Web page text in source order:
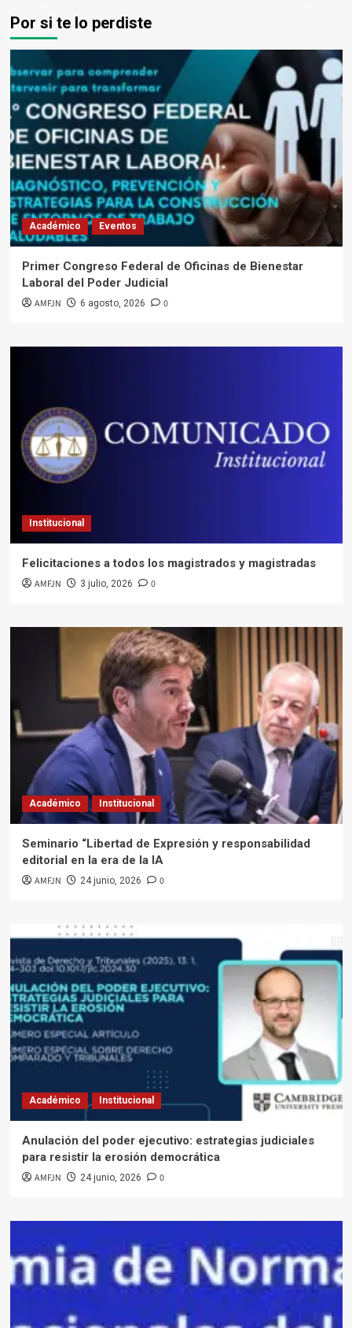
Por si te lo perdiste
Académico Eventos
Primer Congreso Federal de Oficinas de Bienestar
Laboral del Poder Judicial
AMFJN 6 agosto, 2026 0
Institucional
Felicitaciones a todos los magistrados y magistradas
AMFJN 3 julio, 2026 0
Académico Institucional
Seminario “Libertad de Expresión y responsabilidad
editorial en la era de la IA
AMFJN 24 junio, 2026 0
Académico Institucional
Anulación del poder ejecutivo: estrategias judiciales
para resistir la erosión democrática
AMFJN 24 junio, 2026 0